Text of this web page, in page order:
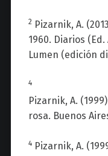
2 Pizarnik, A. (2013
1960. Diarios (Ed.
Lumen (edición
4
Pizarnik, A. (1999
rosa. Buenos
4 Pizarnik, A.